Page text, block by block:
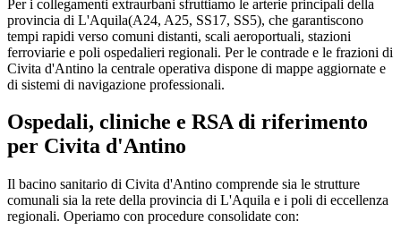
Per i collegamenti extraurbani sfruttiamo le arterie principali della
provincia di L'Aquila(A24, A25, SS17, SS5), che garantiscono
tempi rapidi verso comuni distanti, scali aeroportuali, stazioni
ferroviarie e poli ospedalieri regionali. Per le contrade e le frazioni di
Civita d'Antino la centrale operativa dispone di mappe aggiornate e
di sistemi di navigazione professionali.
Ospedali, cliniche e RSA di riferimento
per Civita d'Antino
Il bacino sanitario di Civita d'Antino comprende sia le strutture
comunali sia la rete della provincia di L'Aquila e i poli di eccellenza
regionali. Operiamo con procedure consolidate con: